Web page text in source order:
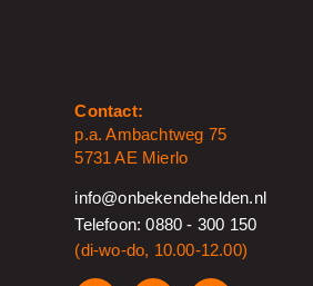
Contact:
p.a. Ambachtweg 75
5731 AE Mierlo
info@onbekendehelden.nl
Telefoon: 0880 - 300 150
(di-wo-do, 10.00-12.00)